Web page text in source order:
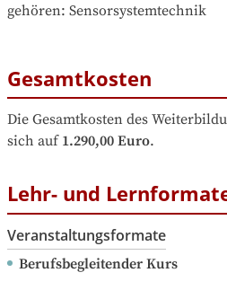
gehören: Sensorsystemtechnik
Gesamtkosten
Die Gesamtkosten des
sich auf 1.290,00 Euro.
Lehr- und
Veranstaltungsformate
Berufsbegleitender Kurs